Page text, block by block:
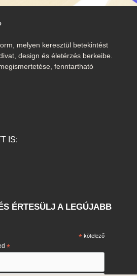
melyen keresztül betekintést
design és életérzés berkeibe.
fenntartható
IS:
ÉRTESÜLJ A LEGÚJABB
* kötelező
*